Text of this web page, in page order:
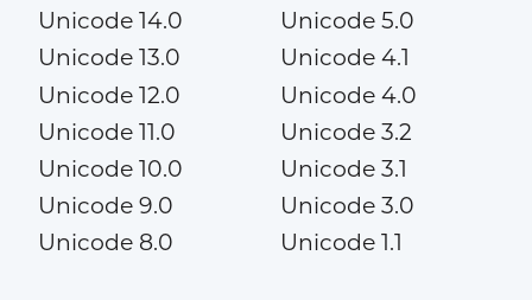
Unicode 14.0
Unicode 13.0
Unicode 12.0
Unicode 11.0
Unicode 10.0
Unicode 9.0
Unicode 8.0
Unicode 5.0
Unicode 4.1
Unicode 4.0
Unicode 3.2
Unicode 3.1
Unicode 3.0
Unicode 1.1